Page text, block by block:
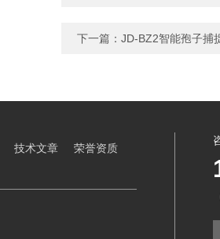
下一篇： JD-BZ2智能孢子捕
技术文章 荣誉资质